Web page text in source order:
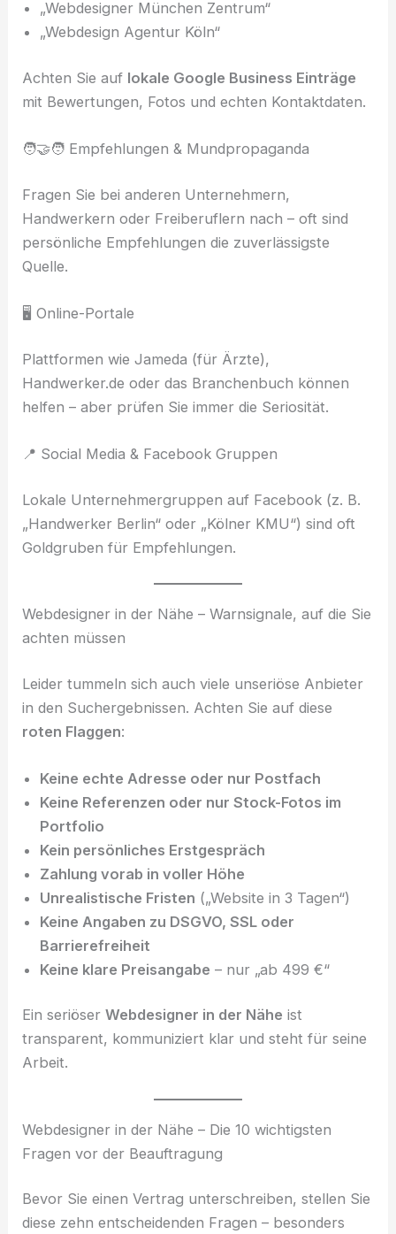
„Webdesigner München Zentrum“
„Webdesign Agentur Köln“
Achten Sie auf lokale Google Business Einträge
mit Bewertungen, Fotos und echten Kontaktdaten.
🧑‍🤝‍🧑 Empfehlungen & Mundpropaganda
Fragen Sie bei anderen Unternehmern,
Handwerkern oder Freiberuflern nach – oft sind
persönliche Empfehlungen die zuverlässigste
Quelle.
🖥️ Online-Portale
Plattformen wie Jameda (für Ärzte),
Handwerker.de oder das Branchenbuch können
helfen – aber prüfen Sie immer die Seriosität.
📍 Social Media & Facebook Gruppen
Lokale Unternehmergruppen auf Facebook (z. B.
„Handwerker Berlin“ oder „Kölner KMU“) sind oft
Goldgruben für Empfehlungen.
Webdesigner in der Nähe – Warnsignale, auf die Sie
achten müssen
Leider tummeln sich auch viele unseriöse Anbieter
in den Suchergebnissen. Achten Sie auf diese
roten Flaggen:
Keine echte Adresse oder nur Postfach
Keine Referenzen oder nur Stock-Fotos im
Portfolio
Kein persönliches Erstgespräch
Zahlung vorab in voller Höhe
Unrealistische Fristen („Website in 3 Tagen“)
Keine Angaben zu DSGVO, SSL oder
Barrierefreiheit
Keine klare Preisangabe – nur „ab 499 €“
Ein seriöserWebdesigner in der Nähe ist
transparent, kommuniziert klar und steht für seine
Arbeit.
Webdesigner in der Nähe – Die 10 wichtigsten
Fragen vor der Beauftragung
Bevor Sie einen Vertrag unterschreiben, stellen Sie
diese zehn entscheidenden Fragen – besonders